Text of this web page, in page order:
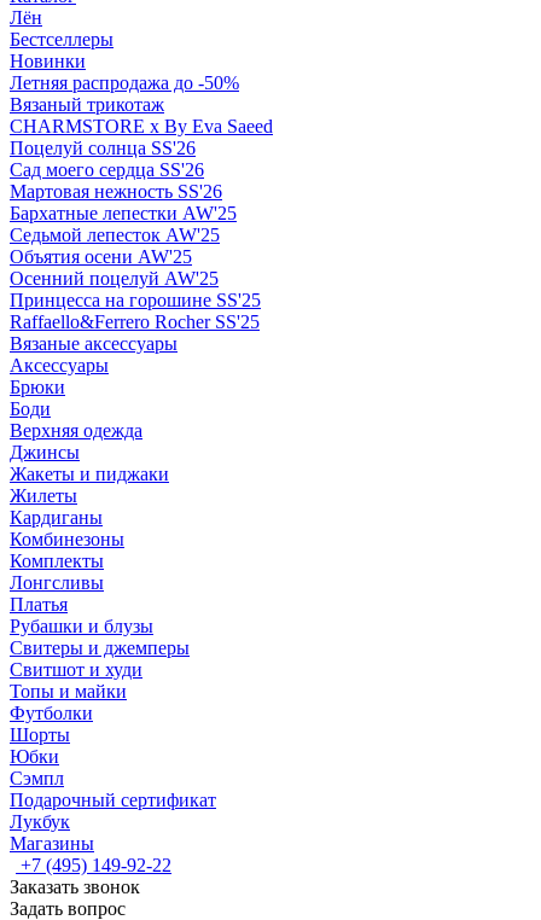
Лён
Бестселлеры
Новинки
Летняя распродажа до -50%
Вязаный трикотаж
CHARMSTORE х By Eva Saeed
Поцелуй солнца SS'26
Сад моего сердца SS'26
Мартовая нежность SS'26
Бархатные лепестки AW'25
Седьмой лепесток AW'25
Объятия осени AW'25
Осенний поцелуй AW'25
Принцесса на горошине SS'25
Raffaello&Ferrero Rocher SS'25
Вязаные аксессуары
Аксессуары
Брюки
Боди
Верхняя одежда
Джинсы
Жакеты и пиджаки
Жилеты
Кардиганы
Комбинезоны
Комплекты
Лонгсливы
Платья
Рубашки и блузы
Свитеры и джемперы
Свитшот и худи
Топы и майки
Футболки
Шорты
Юбки
Сэмпл
Подарочный сертификат
Лукбук
Магазины
+7 (495) 149-92-22
Заказать звонок
Задать вопрос